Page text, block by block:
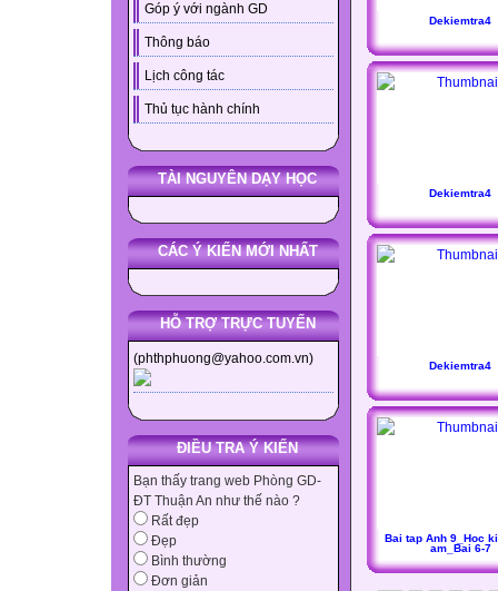
Góp ý với ngành GD
Thông báo
Lịch công tác
Thủ tục hành chính
TÀI NGUYÊN DẠY HỌC
CÁC Ý KIẾN MỚI NHẤT
HỖ TRỢ TRỰC TUYẾN
(phthphuong@yahoo.com.vn)
ĐIỀU TRA Ý KIẾN
Bạn thấy trang web Phòng GD-
ĐT Thuận An như thế nào ?
Rất đẹp
Đẹp
Bình thường
Đơn giản
Dekiemtra4
Dekiemtra4
Dekiemtra4
Bai tap Anh 9_Hoc
am_Bai 6-7